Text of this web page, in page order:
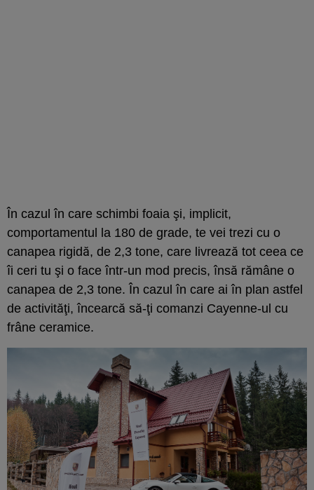
În cazul în care schimbi foaia şi, implicit,
comportamentul la 180 de grade, te vei trezi cu o
canapea rigidă, de 2,3 tone, care livrează tot ceea ce
îi ceri tu şi o face într-un mod precis, însă rămâne o
canapea de 2,3 tone. În cazul în care ai în plan astfel
de activităţi, încearcă să-ţi comanzi Cayenne-ul cu
frâne ceramice.